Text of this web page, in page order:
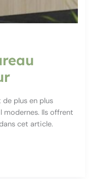
de plus en plus
modernes. Ils offrent
cet article.